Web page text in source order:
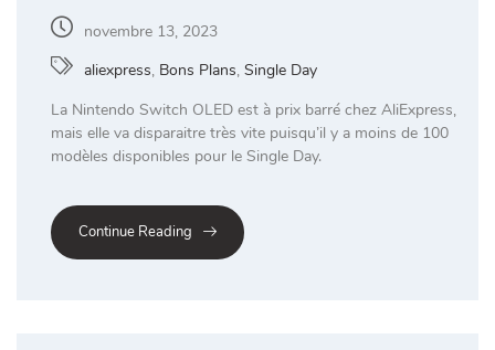
novembre 13, 2023
aliexpress, Bons Plans, Single Day
La Nintendo Switch OLED est à prix barré chez AliExpress,
mais elle va disparaitre très vite puisqu’il y a moins de 100
modèles disponibles pour le Single Day.
Continue Reading